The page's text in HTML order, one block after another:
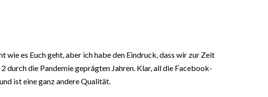
es Euch geht, aber ich habe den Eindruck, dass wir zur Zeit
durch die Pandemie geprägten Jahren. Klar, all die Facebook-
ist eine ganz andere Qualität.